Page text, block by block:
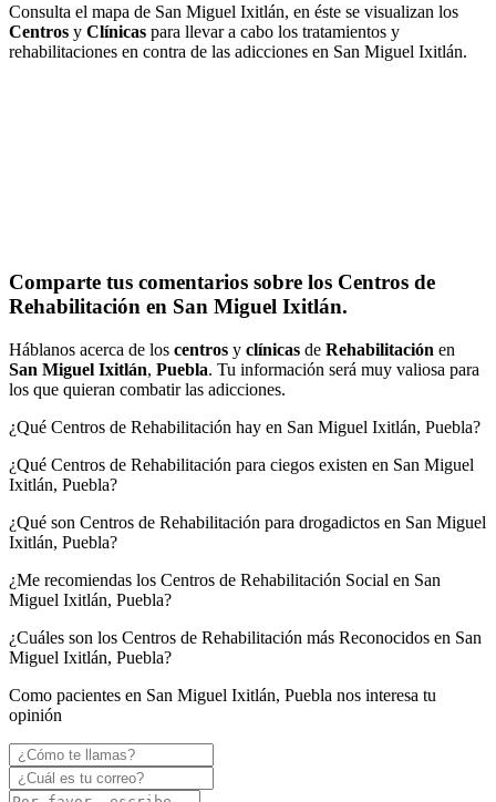
Consulta el mapa de San Miguel Ixitlán, en éste se visualizan los
Centros y Clínicas para llevar a cabo los tratamientos y
rehabilitaciones en contra de las adicciones en San Miguel Ixitlán.
Comparte tus comentarios sobre los Centros de
Rehabilitación en San Miguel Ixitlán.
Háblanos acerca de los centros y clínicas de Rehabilitación en
San Miguel Ixitlán, Puebla. Tu información será muy valiosa para
los que quieran combatir las adicciones.
¿Qué Centros de Rehabilitación hay en San Miguel Ixitlán, Puebla?
¿Qué Centros de Rehabilitación para ciegos existen en San Miguel
Ixitlán, Puebla?
¿Qué son Centros de Rehabilitación para drogadictos en San Miguel
Ixitlán, Puebla?
¿Me recomiendas los Centros de Rehabilitación Social en San
Miguel Ixitlán, Puebla?
¿Cuáles son los Centros de Rehabilitación más Reconocidos en San
Miguel Ixitlán, Puebla?
Como pacientes en San Miguel Ixitlán, Puebla nos interesa tu
opinión